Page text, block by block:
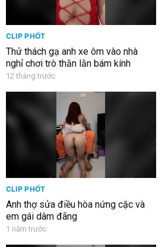
CLIP PHỐT
Thử thách gạ anh xe ôm vào nhà
nghỉ chơi trò thằn lằn bám kính
12 tháng trước
CLIP PHỐT
Anh thợ sửa điều hòa nứng cặc và
em gái dâm đãng
1 năm trước